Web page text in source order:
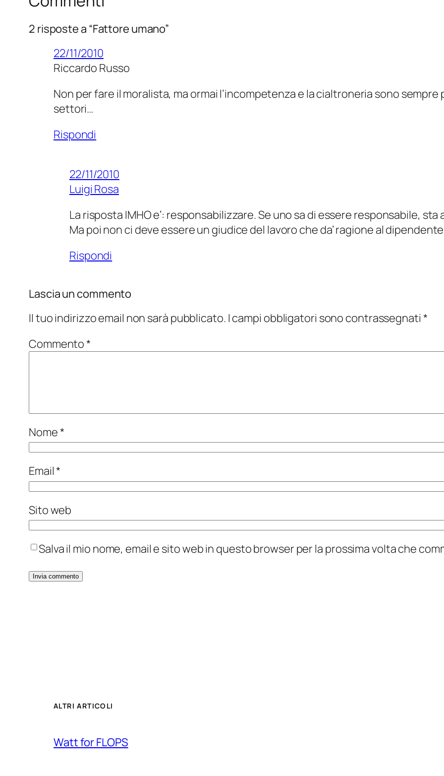
2 risposte a “Fattore umano”
22/11/2010
Riccardo Russo
Non per fare il moralista, ma ormai l’incompetenza e la cialtroneria sono
settori…
Rispondi
22/11/2010
Luigi Rosa
La risposta IMHO e’: responsabilizzare. Se uno sa di essere responsabile,
Ma poi non ci deve essere un giudice del lavoro che da’ ragione al
Rispondi
Lascia un commento
Il tuo indirizzo email non sarà pubblicato. I campi obbligatori sono contrassegnati *
Commento*
Nome*
Email*
Sito web
Salva il mio nome, email e sito web in questo browser per la prossima volta che
ALTRI ARTICOLI
Watt for FLOPS